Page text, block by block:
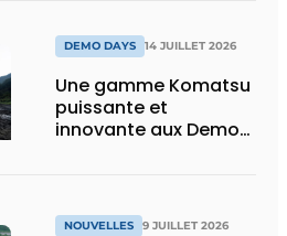
DEMO DAYS 14 JUILLET 2026
Une gamme Komatsu
puissante et
innovante aux Demo
NOUVELLES 9 JUILLET 2026